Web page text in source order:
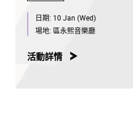
日期: 10 Jan (Wed)
場地: 區永熙音樂廳
活動詳情